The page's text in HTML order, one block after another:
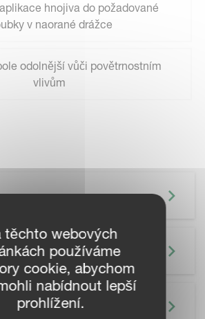
hnojiva do požadované
v naorané drážce
odolnější vůči povětrnostním
vlivům
těchto webových
používáme
cookie, abychom
nabídnout lepší
prohlížení.